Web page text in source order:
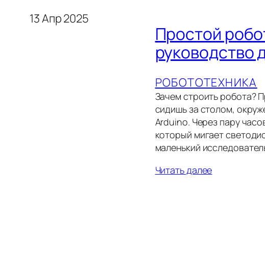
13 Апр 2025
Простой
руководство
РОБОТОТЕХНИКА
Зачем строить робота?
сидишь за столом,
Arduino. Через пару
который мигает
маленький
Читать далее